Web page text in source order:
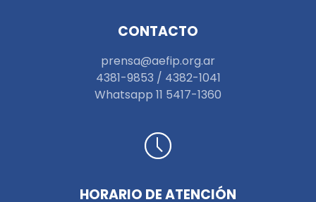
CONTACTO
prensa@aefip.org.ar
4381-9853 / 4382-1041
Whatsapp 11 5417-1360
HORARIO DE ATENCIÓN